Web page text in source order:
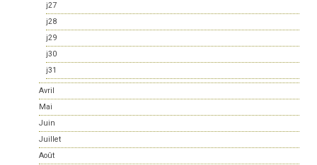
j27
j28
j29
j30
j31
Avril
Mai
Juin
Juillet
Août